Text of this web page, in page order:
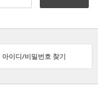
아이디/비밀번호 찾기